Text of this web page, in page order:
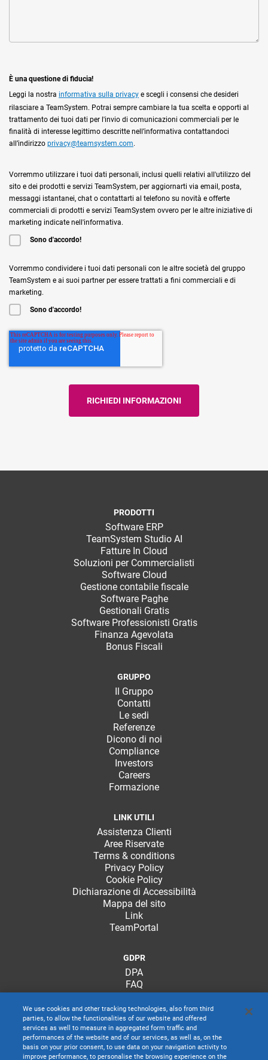
È una questione di fiducia!
Leggi la nostra informativa sulla privacy e scegli i consensi che desideri
rilasciare a TeamSystem. Potrai sempre cambiare la tua scelta e opporti al
trattamento dei tuoi dati per l'invio di comunicazioni commerciali per le
finalità di interesse legittimo descritte nell’informativa contattandoci
all’indirizzo privacy@teamsystem.com.
Vorremmo utilizzare i tuoi dati personali, inclusi quelli relativi all'utilizzo del
sito e dei prodotti e servizi TeamSystem, per aggiornarti via email, posta,
messaggi istantanei, chat o contattarti al telefono su novità e offerte
commerciali di prodotti e servizi TeamSystem ovvero per le altre iniziative di
marketing indicate nell'informativa.
Sono d'accordo!
Vorremmo condividere i tuoi dati personali con le altre società del gruppo
TeamSystem e ai suoi partner per essere trattati a fini commerciali e di
marketing.
Sono d'accordo!
PRODOTTI
Software ERP
TeamSystem Studio AI
Fatture In Cloud
Soluzioni per Commercialisti
Software Cloud
Gestione contabile fiscale
Software Paghe
Gestionali Gratis
Software Professionisti Gratis
Finanza Agevolata
Bonus Fiscali
GRUPPO
Il Gruppo
Contatti
Le sedi
Referenze
Dicono di noi
Compliance
Investors
Careers
Formazione
LINK UTILI
Assistenza Clienti
Aree Riservate
Terms & conditions
Privacy Policy
Cookie Policy
Dichiarazione di Accessibilità
Mappa del sito
Link
TeamPortal
GDPR
DPA
FAQ
We use cookies and other tracking technologies, also from third
parties, to allow the functionalities of our website and offered
services as well to measure in aggregated form traffic and
performances of the website and of our services, as well as, on the
basis on your prior consent, to use data on your navigation activity to
improve performance, to personalise the browsing experience on the